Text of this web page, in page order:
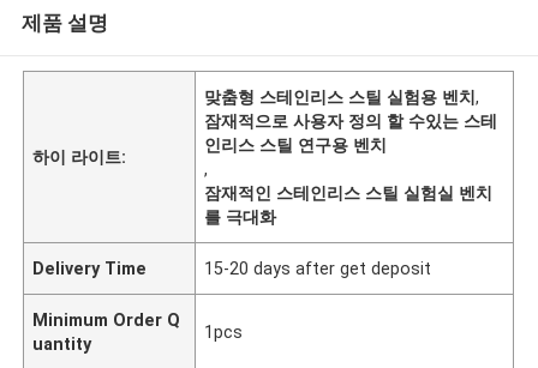
제품 설명
하이 라이트:
맞춤형 스테인리스 스틸 실험용 벤치,
잠재적으로 사용자 정의 할 수있는 스테
인리스 스틸 연구용 벤치
,
잠재적인 스테인리스 스틸 실험실 벤치
를 극대화
Delivery Time 15-20 days after get deposit
Minimum Order Q
uantity
1pcs